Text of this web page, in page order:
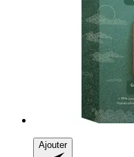
Ajouter